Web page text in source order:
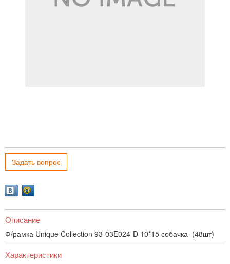
Задать вопрос
Описание
Ф/рамка Unique Collection 93-03E024-D 10*15 собачка (48шт)
Характеристики